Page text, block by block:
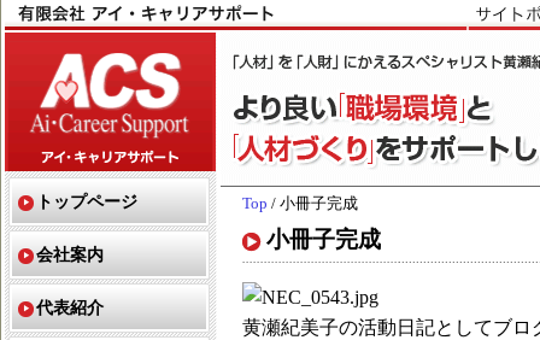
Top / 小冊子完成
小冊子完成
黄瀬紀美子の活動日記としてブロ
トップページ
会社案内
代表紹介